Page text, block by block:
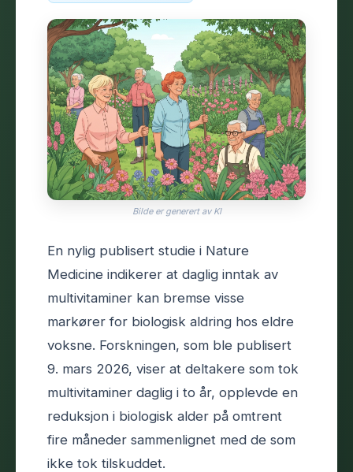
Bilde er generert av KI
En nylig publisert studie i Nature
Medicine indikerer at daglig inntak av
multivitaminer kan bremse visse
markører for biologisk aldring hos eldre
voksne. Forskningen, som ble publisert
9. mars 2026, viser at deltakere som tok
multivitaminer daglig i to år, opplevde en
reduksjon i biologisk alder på omtrent
fire måneder sammenlignet med de som
ikke tok tilskuddet.